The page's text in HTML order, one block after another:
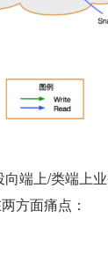
端上/类端上
方面痛点：